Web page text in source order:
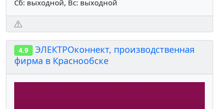
Сб: выходной, Вс: выходной
4.9
ЭЛЕКТРОконнект, производственная
фирма в Краснообске